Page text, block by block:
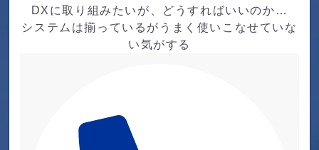
DXに取り組みたいが、どうすればいいのか…
システムは揃っているがうまく使いこなせていな
い気がする